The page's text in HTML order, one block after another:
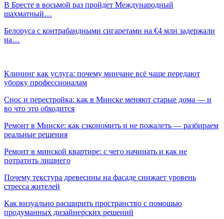
В Бресте в восьмой раз пройдет Международный
шахматный…
Белоруса с контрабандными сигаретами на €4 млн задержали
на…
Клининг как услуга: почему минчане всё чаще передают
уборку профессионалам
Снос и перестройка: как в Минске меняют старые дома — и
во что это обходится
Ремонт в Минске: как сэкономить и не пожалеть — разбираем
реальные решения
Ремонт в минской квартире: с чего начинать и как не
потратить лишнего
Почему текстура древесины на фасаде снижает уровень
стресса жителей
Как визуально расширить пространство с помощью
продуманных дизайнерских решений